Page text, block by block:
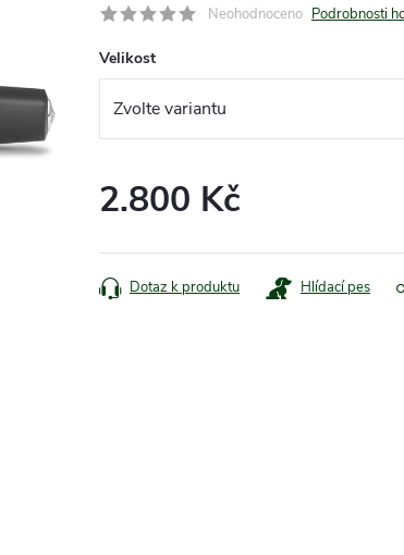
Neohodnoceno Podrobnosti
Velikost
2.800 Kč
cena:
Dotaz k produktu Hlídací pes